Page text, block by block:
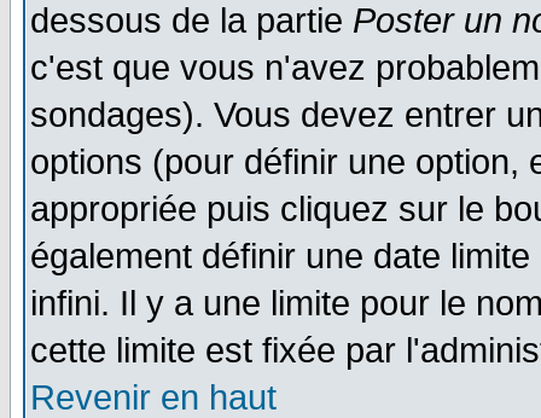
dessous de la partie Poster un
c'est que vous n'avez
sondages). Vous devez entrer
options (pour définir une option,
appropriée puis cliquez sur le
également définir une date
infini. Il y a une limite pour le
cette limite est fixée par
Revenir en haut